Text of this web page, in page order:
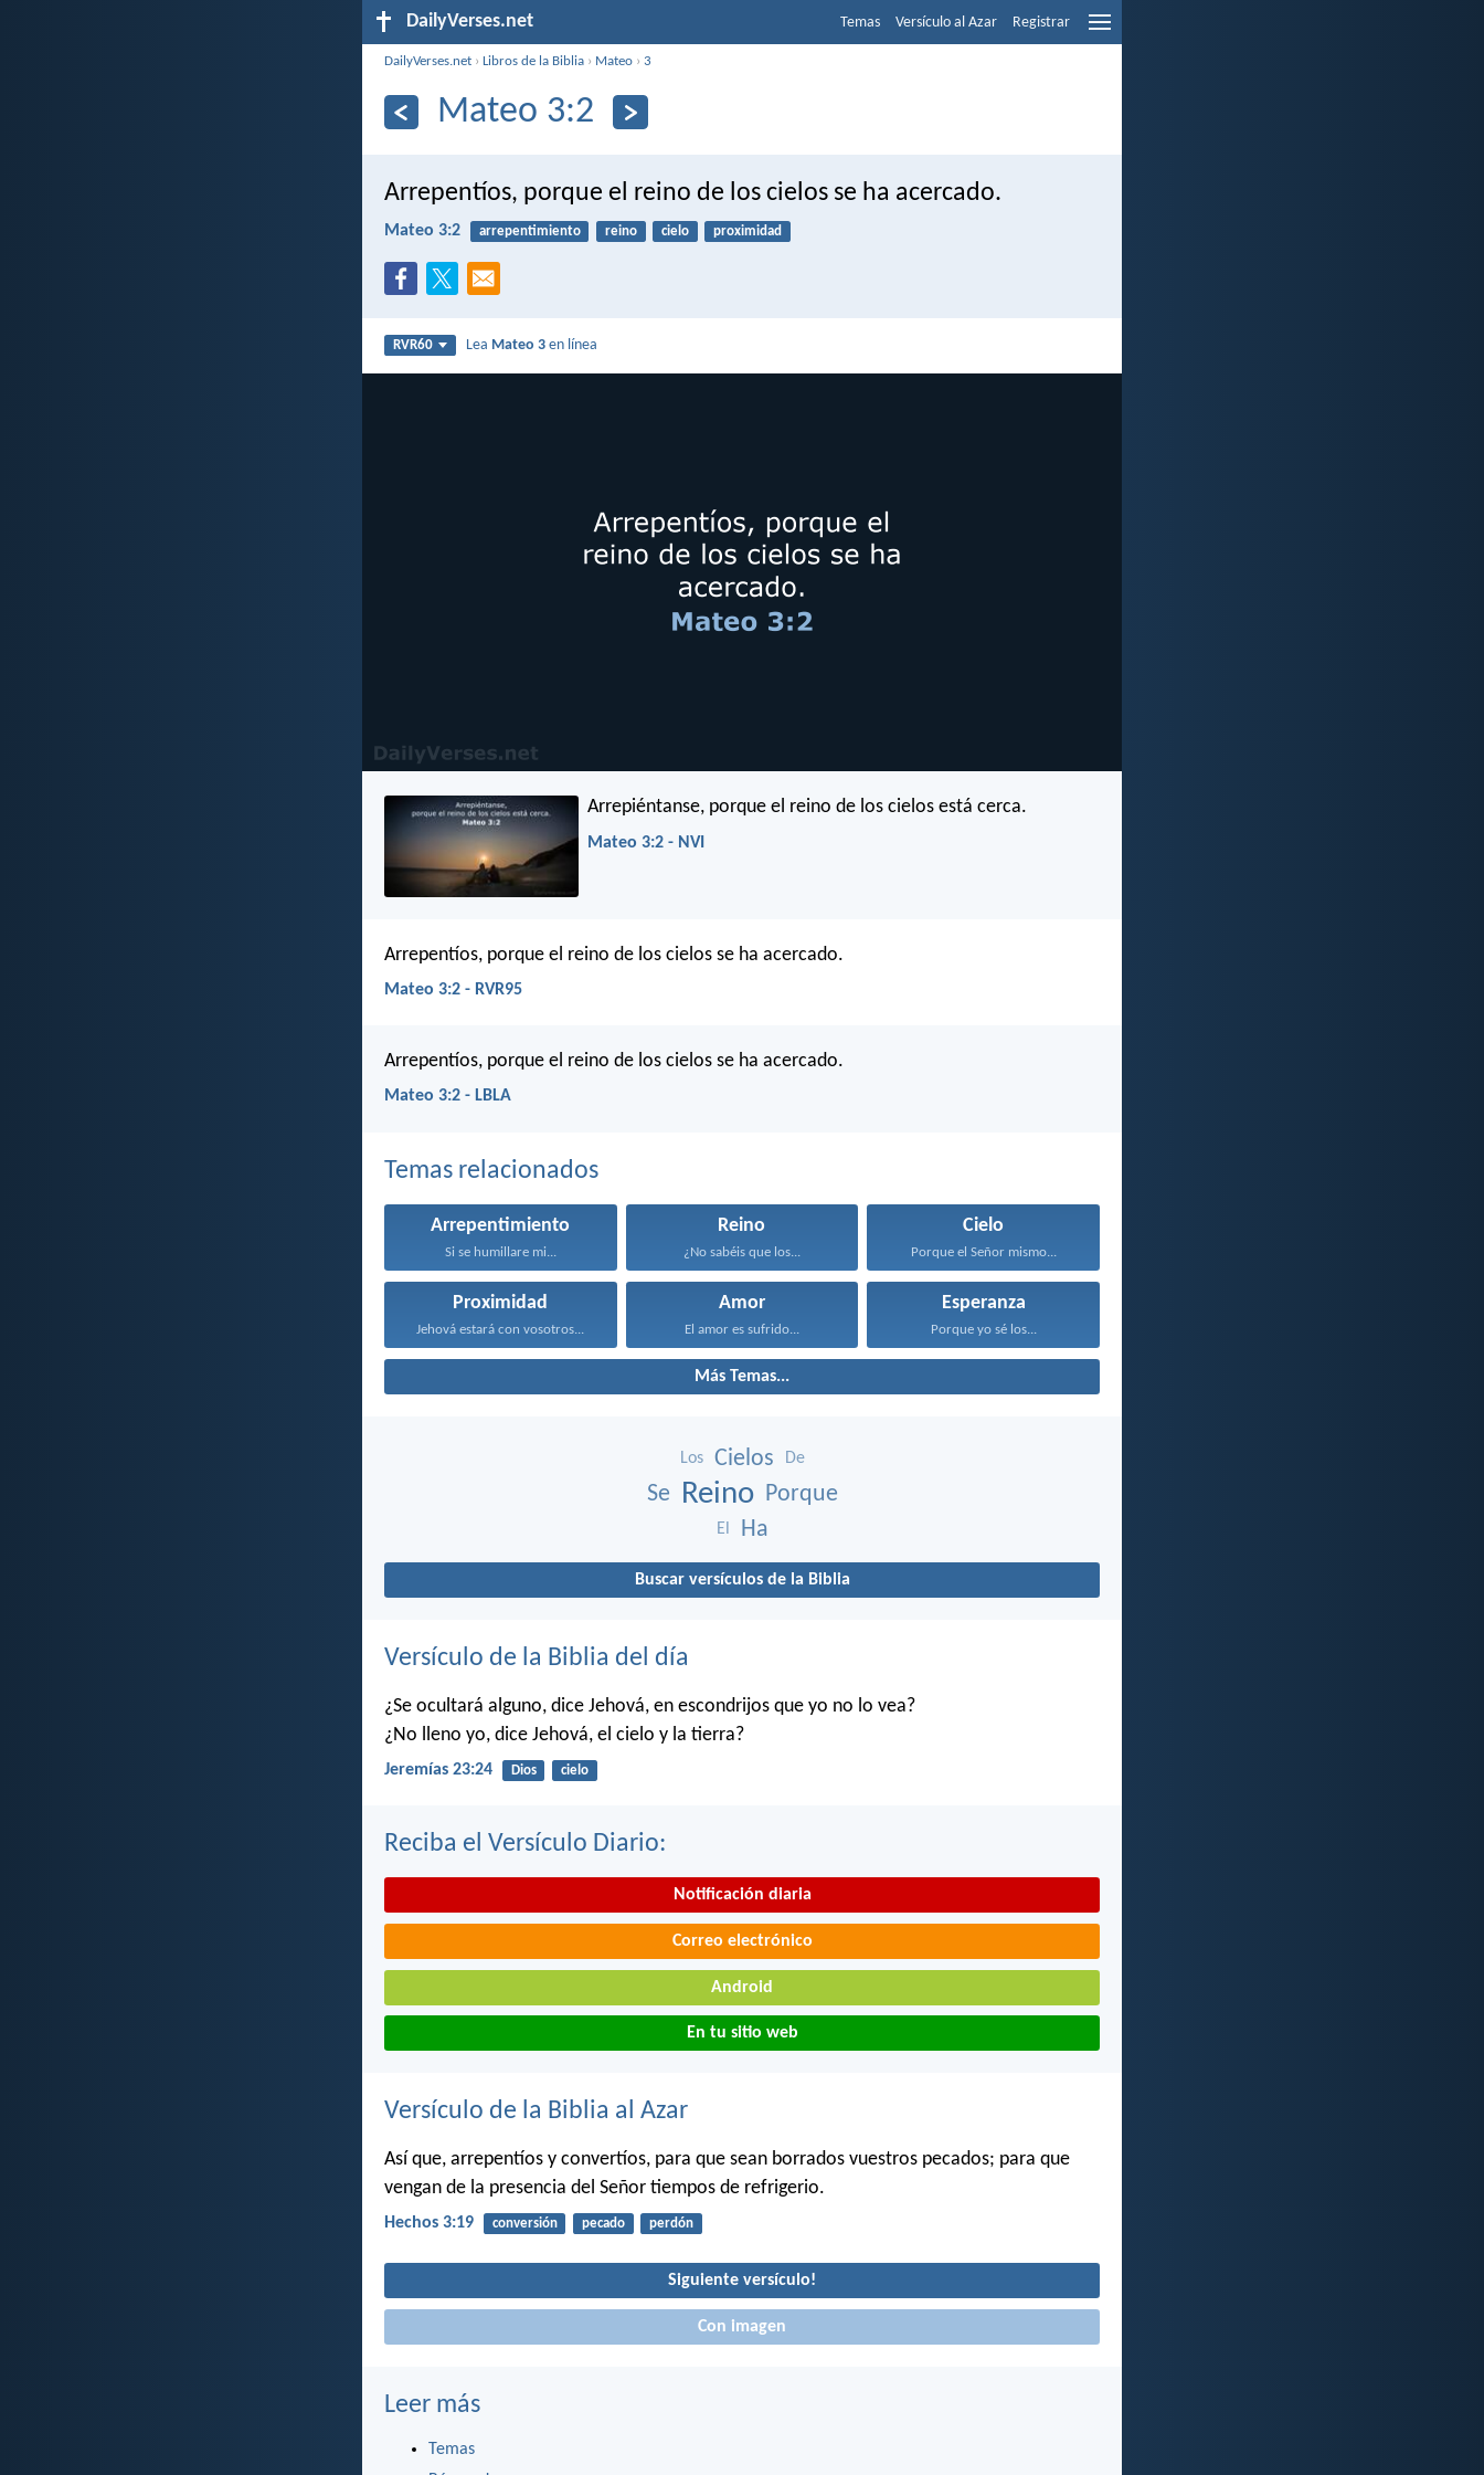
DailyVerses.net Temas Versículo al Azar Registrar
DailyVerses.net ›Libros de la Biblia › Mateo ›3
Mateo 3:2
Arrepentíos, porque el reino de los cielos se ha acercado.
Mateo 3:2 arrepentimiento reino cielo proximidad
RVR60 Lea Mateo 3 en línea
Arrepiéntanse, porque el reino de los cielos está cerca.
Mateo 3:2 - NVI
Arrepentíos, porque el reino de los cielos se ha acercado.
Mateo 3:2 - RVR95
Arrepentíos, porque el reino de los cielos se ha acercado.
Mateo 3:2 - LBLA
Temas relacionados
Arrepentimiento
Si se humillare mi...
Reino
¿No sabéis que los...
Cielo
Porque el Señor mismo...
Proximidad
Jehová estará con vosotros...
Amor
El amor es sufrido...
Esperanza
Porque yo sé los...
Más Temas...
Los Cielos De
Se Reino Porque
El Ha
Buscar versículos de la Biblia
Versículo de la Biblia del día
¿Se ocultará alguno, dice Jehová, en escondrijos que yo no lo vea?
¿No lleno yo, dice Jehová, el cielo y la tierra?
Jeremías 23:24 Dios cielo
Reciba el Versículo Diario:
Notificación diaria
Correo electrónico
Android
En tu sitio web
Versículo de la Biblia al Azar
Así que, arrepentíos y convertíos, para que sean borrados vuestros pecados; para que
vengan de la presencia del Señor tiempos de refrigerio.
Hechos 3:19 conversión pecado perdón
Siguiente versículo!
Con imagen
Leer más
Temas